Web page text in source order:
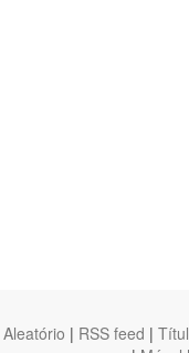
Aleatório | RSS feed |